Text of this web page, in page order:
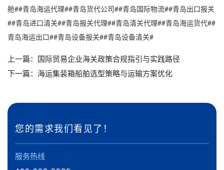
舱##青岛海运代理##青岛货代公司##青岛国际物流##青岛出口报关
##青岛进口清关##青岛报关代理##青岛清关代理##青岛海运货代##
青岛海运出口##青岛设备报关##青岛设备清关#
上一篇： 国际贸易企业海关政策合规指引与实践路径
下一篇： 海运集装箱船舶选型策略与运输方案优化
您的需求我们看见了！
服务热线